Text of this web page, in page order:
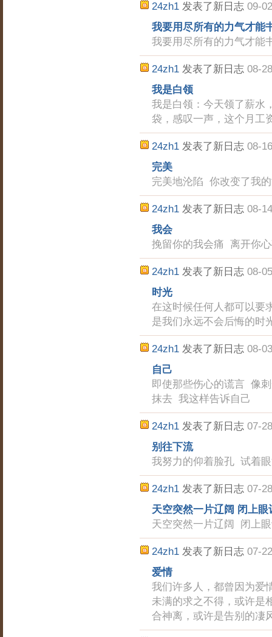
24zh1 发表了新日志 09-
我要用尽所有的力气才能
我要用尽所有的力气才能
24zh1 发表了新日志 08-
我是白领
我是白领：今天领了薪水
袋，感叹一声，这个月工
24zh1 发表了新日志 08-
完美
完美地沦陷 你改变了我
24zh1 发表了新日志 08-
我会
挽留你的我会痛 离开你
24zh1 发表了新日志 08-
时光
在这时候任何人都可以
是我们永远不会后悔的时
24zh1 发表了新日志 08-
自己
即使那些伤心的谎言 像
抹去 我这样告诉自己
24zh1 发表了新日志 07-
别往下流
我努力的仰着脸孔 试着
24zh1 发表了新日志 07-
天空突然一片辽阔 闭上眼
天空突然一片辽阔 闭上
24zh1 发表了新日志 07-
爱情
我们许多人，都曾因为爱
未满的求之不得，或许是
合神离，或许是告别的凄